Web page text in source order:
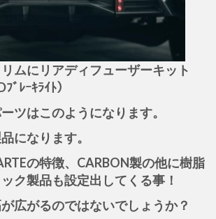
ムにリアディフューザーキット
ﾌﾞﾚｰｷﾗｲﾄ）
ツはこのようになります。
になります。
の特徴、CARBON製の他に樹脂
ク製品も設定出してくる事！
広がるのではないでしょうか？